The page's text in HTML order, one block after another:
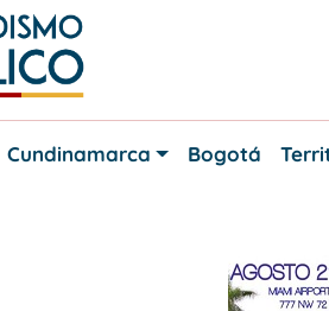
Cundinamarca Bogotá